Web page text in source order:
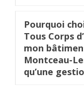
Pourquoi
Tous Corps
mon
Montceau-
qu’une